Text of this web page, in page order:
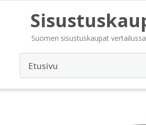
Suomen sisustuskaupat vertailussa